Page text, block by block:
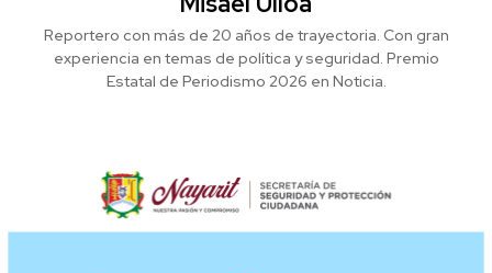
Reportero con más de 20 años de trayectoria. Con gran
experiencia en temas de política y seguridad. Premio
Estatal de Periodismo 2026 en Noticia.